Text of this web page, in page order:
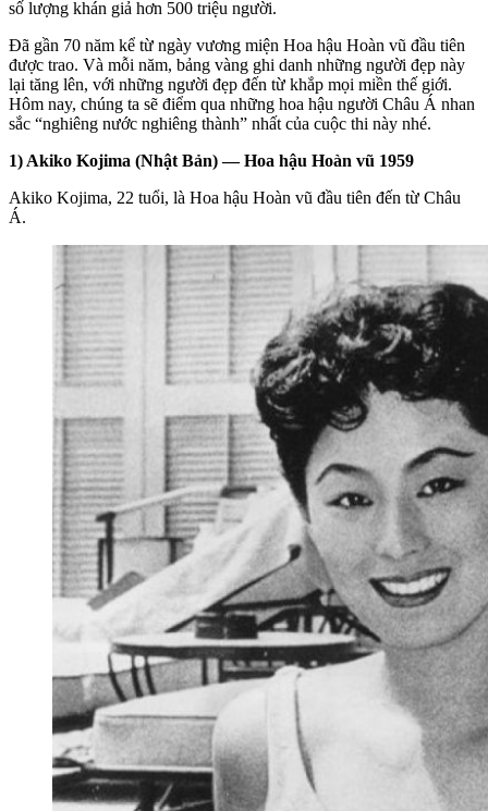
số lượng khán giả hơn 500 triệu người.
Đã gần 70 năm kể từ ngày vương miện Hoa hậu Hoàn vũ đầu tiên
được trao. Và mỗi năm, bảng vàng ghi danh những người đẹp này
lại tăng lên, với những người đẹp đến từ khắp mọi miền thế giới.
Hôm nay, chúng ta sẽ điểm qua những hoa hậu người Châu Á nhan
sắc “nghiêng nước nghiêng thành” nhất của cuộc thi này nhé.
1) Akiko Kojima (Nhật Bản) — Hoa hậu Hoàn vũ 1959
Akiko Kojima, 22 tuổi, là Hoa hậu Hoàn vũ đầu tiên đến từ Châu
Á.